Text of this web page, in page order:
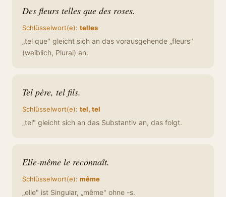
Des fleurs telles que des roses.
Schlüsselwort(e): telles
„tel que" gleicht sich an das vorausgehende „fleurs"
(weiblich, Plural) an.
Tel père, tel fils.
Schlüsselwort(e): tel, tel
„tel" gleicht sich an das Substantiv an, das folgt.
Elle-même le reconnaît.
Schlüsselwort(e): même
„elle" ist Singular, „même" ohne -s.